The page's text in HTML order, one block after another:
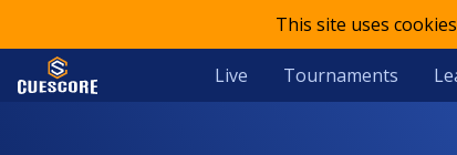
This site uses
Live Tournaments